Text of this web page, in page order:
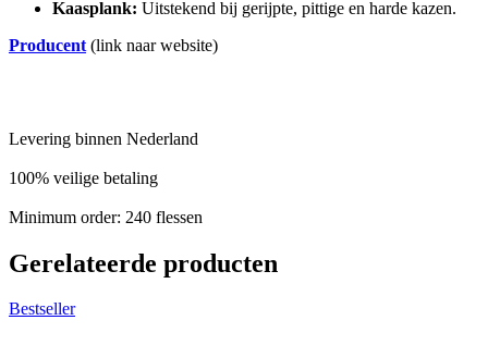
Kaasplank: Uitstekend bij gerijpte, pittige en harde kazen.
Producent (link naar website)
Levering binnen Nederland
100% veilige betaling
Minimum order: 240 flessen
Gerelateerde producten
Bestseller